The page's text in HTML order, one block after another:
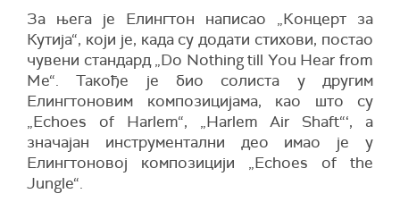
За њега је Елингтон написао „Концерт за
Кутија“, који је, када су додати стихови, постао
чувени стандард „Do Nothing till You Hear from
Me“. Такође је био солиста у другим
Елингтоновим композицијама, као што су
„Echoes of Harlem“, „Harlem Air Shaft“‘, а
значајан инструментални део имао је у
Елингтоновој композицији „Echoes of the
Jungle“.